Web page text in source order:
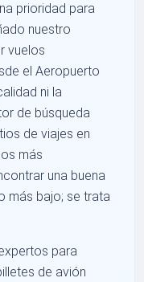
prioridad para
nuestro
vuelos
el Aeropuerto
ni la
de búsqueda
de viajes en
más
una buena
más bajo; se trata
para
de avión